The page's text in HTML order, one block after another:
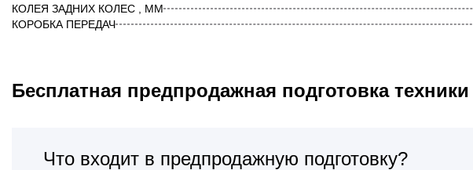
КОЛЕЯ ЗАДНИХ КОЛЕС , ММ
КОРОБКА ПЕРЕДАЧ
Бесплатная предпродажная подготовка техники
Что входит в предпродажную подготовку?